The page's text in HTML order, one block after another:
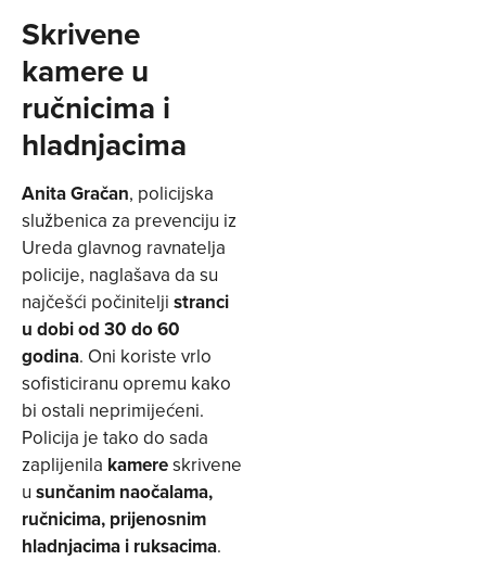
Skrivene
kamere u
ručnicima i
hladnjacima
Anita Gračan, policijska
službenica za prevenciju iz
Ureda glavnog ravnatelja
policije, naglašava da su
najčešći počinitelji stranci
u dobi od 30 do 60
godina. Oni koriste vrlo
sofisticiranu opremu kako
bi ostali neprimijećeni.
Policija je tako do sada
zaplijenila kamereskrivene
u sunčanim naočalama,
ručnicima, prijenosnim
hladnjacima i ruksacima.